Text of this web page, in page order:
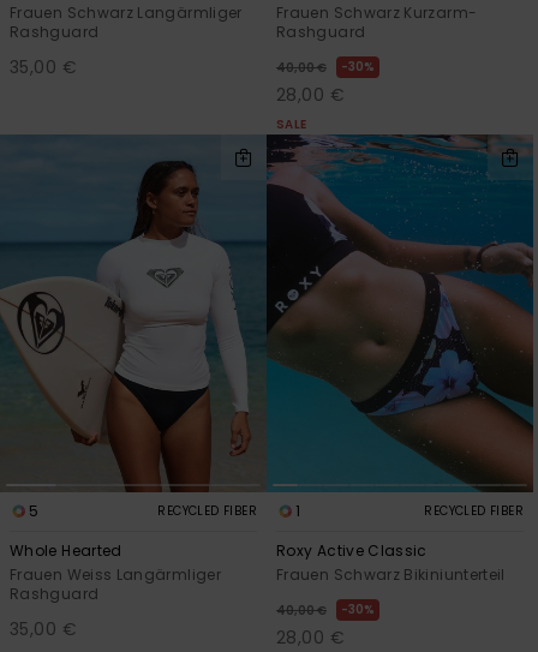
Frauen Schwarz Langärmliger
Rashguard
35,00 €
Frauen Schwarz Kurzarm-
Rashguard
40,00 € 30%
28,00 €
SALE
5 RECYCLED FIBER
Whole Hearted
Frauen Weiss Langärmliger
Rashguard
35,00 €
1 RECYCLED FIBER
Roxy Active Classic
Frauen Schwarz Bikiniunterteil
40,00 € 30%
28,00 €